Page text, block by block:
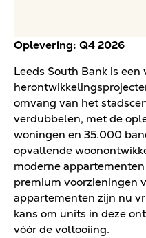
Oplevering: Q4 2026
Leeds South Bank is
omvang van het
verdubbelen, met de
woningen en 35.000
opvallende
moderne
premium voorzieningen
appartementen zijn nu
kans om units in deze
vóór de voltooiing.